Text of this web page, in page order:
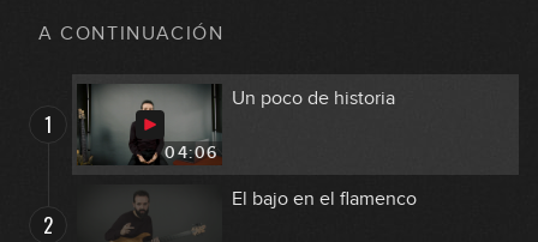
A CONTINUACIÓN
1
04:06
Un poco de historia
2
El bajo en el flamenco